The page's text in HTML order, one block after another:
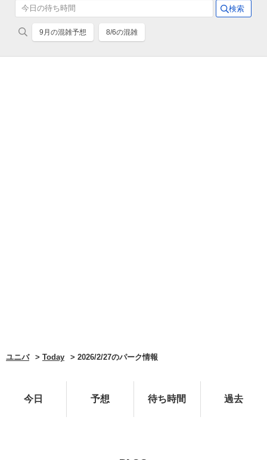
9月の混雑予想 8/6の混雑
ユニバ Today 2026/2/27のパーク情報
今日 予想 待ち時間 過去